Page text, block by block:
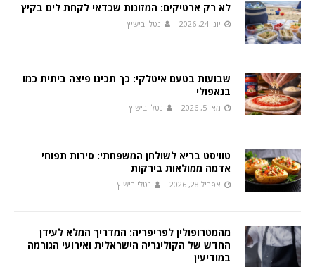
לא רק ארטיקים: המזונות שכדאי לקחת לים בקיץ
יוני 24, 2026 נטלי בישיץ
שבועות בטעם איטלקי: כך תכינו פיצה ביתית כמו
בנאפולי
מאי 5, 2026 נטלי בישיץ
טוויסט בריא לשולחן המשפחתי: סירות תפוחי
אדמה ממולאות בירקות
אפריל 28, 2026 נטלי בישיץ
מהמטרופולין לפריפריה: המדריך המלא לעידן
החדש של הקולינריה הישראלית ואירועי הגורמה
במודיעין